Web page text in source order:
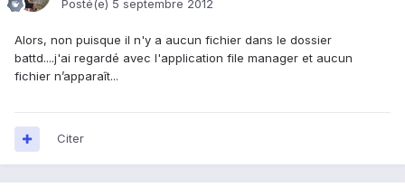
Posté(e) 5 septembre 2012
Alors, non puisque il n'y a aucun fichier dans le dossier
battd....j'ai regardé avec l'application file manager et aucun
fichier n’apparaît...
Citer